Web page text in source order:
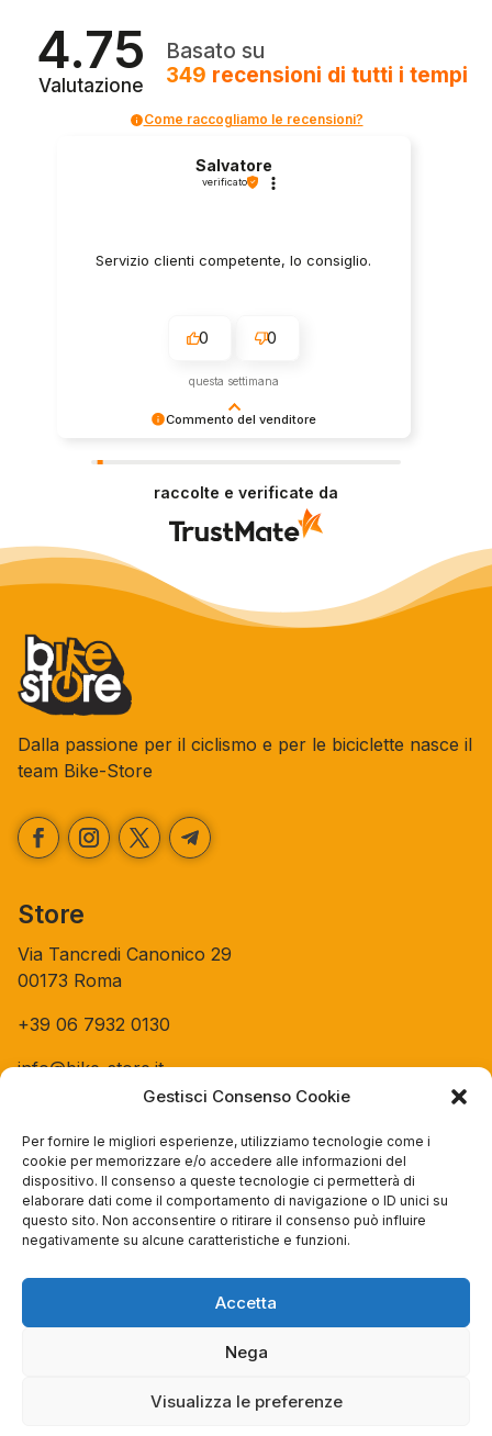
Gestisci Consenso Cookie
Per fornire le migliori esperienze, utilizziamo tecnologie come i
cookie per memorizzare e/o accedere alle informazioni del
dispositivo. Il consenso a queste tecnologie ci permetterà di
elaborare dati come il comportamento di navigazione o ID unici su
questo sito. Non acconsentire o ritirare il consenso può influire
negativamente su alcune caratteristiche e funzioni.
Accetta
Nega
Visualizza le preferenze
4.75
Valutazione
Basato su
349 recensioni di tutti i tempi
Come raccogliamo le recensioni?
Commento del venditore
fornire il servizio giusto a clienti così fantastici.
Salvatore
verificato
Servizio clienti competente, lo consiglio.
0 0
questa settimana
raccolte e verificate da
Dalla passione per il ciclismo e per le biciclette nasce il
team Bike-Store
Store
Via Tancredi Canonico 29
00173 Roma
+39 06 7932 0130
info@bike-store.it
Orari negozio
Lun: 15 – 19
Mar – Sab: 10 – 13:30 ⇢ 14:30 – 19:00
Servizi